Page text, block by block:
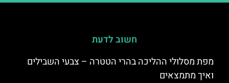
חשוב לדעת
מפת מסלולי ההליכה בהרי הטטרה – צבעי השבילים
ואיך מתמצאים